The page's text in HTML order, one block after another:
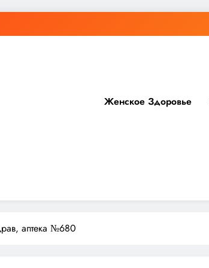
и мужском здоровье
Женское Здоровье
аптека №680